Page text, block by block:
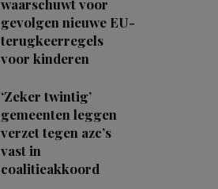
waarschuwt voor
gevolgen nieuwe EU-
terugkeerregels
voor kinderen
‘Zeker twintig’
gemeenten leggen
verzet tegen azc’s
vast in
coalitieakkoord